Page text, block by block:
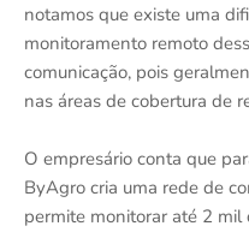
notamos que existe uma
monitoramento remoto
comunicação, pois
nas áreas de cobertura de
O empresário conta que
ByAgro cria uma rede de
permite monitorar até 2